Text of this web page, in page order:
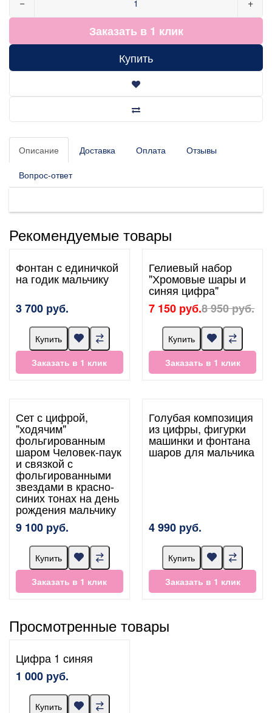
− +
Заказать в 1 клик
Купить
Описание Доставка Оплата Отзывы
Вопрос-ответ
Рекомендуемые товары
Фонтан с единичкой
на годик мальчику
3 700 руб.
Купить
Заказать в 1 клик
Гелиевый набор
"Хромовые шары и
синяя цифра"
7 150 руб.8 950 руб.
Купить
Заказать в 1 клик
Сет с цифрой,
"ходячим"
фольгированным
шаром Человек-паук
и связкой с
фольгированными
звездами в красно-
синих тонах на день
рождения мальчику
9 100 руб.
Купить
Заказать в 1 клик
Голубая композиция
из цифры, фигурки
машинки и фонтана
шаров для мальчика
4 990 руб.
Купить
Заказать в 1 клик
Просмотренные товары
Цифра 1 синяя
1 000 руб.
Купить